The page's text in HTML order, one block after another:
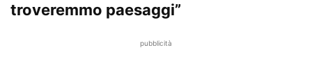
troveremmo paesaggi”
pubblicità